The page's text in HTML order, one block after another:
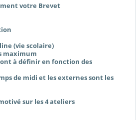
votre Brevet
(vie scolaire)
maximum
à définir en fonction des
de midi et les externes sont les
sur les 4 ateliers